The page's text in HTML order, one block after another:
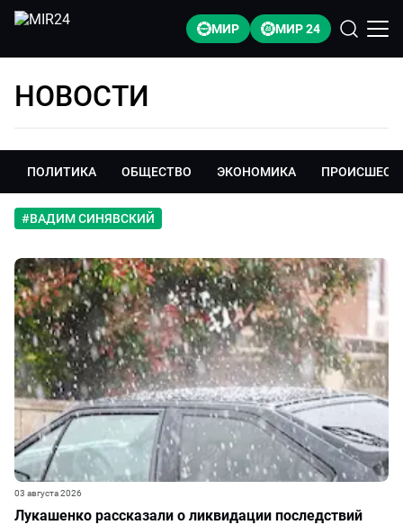
МИР МИР 24
НОВОСТИ
ПОЛИТИКА ОБЩЕСТВО ЭКОНОМИКА
#ВАДИМ СИНЯВСКИЙ
Лукашенко рассказали о ликвидации последствий
03 августа 2026